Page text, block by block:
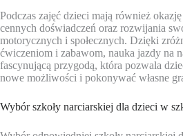
Podczas zajęć dzieci mają również
cennych doświadczeń oraz rozwijania
motorycznych i społecznych. Dzięki
ćwiczeniom i zabawom, nauka jazdy na
fascynującą przygodą, która pozwala
nowe możliwości i pokonywać własne
Wybór szkoły narciarskiej dla dzieci w